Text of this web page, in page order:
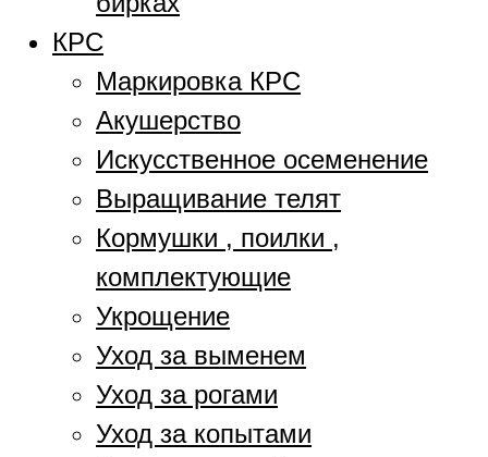
КРС
Маркировка КРС
Акушерство
Искусственное осеменение
Выращивание телят
Кормушки , поилки ,
комплектующие
Укрощение
Уход за выменем
Уход за рогами
Уход за копытами